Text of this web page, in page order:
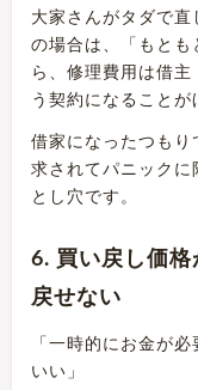
大家さんがタダで直
の場合は、「もとも
ら、修理費用は借
う契約になることが
借家になったつもり
求されてパニックに
とし穴です。
6. 買い戻し価格
戻せない
「一時的にお金が
いい」